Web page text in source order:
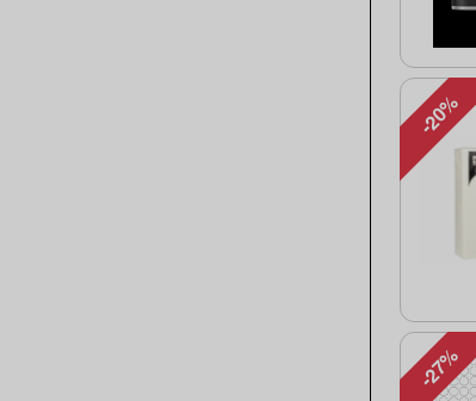
-20%
-27%